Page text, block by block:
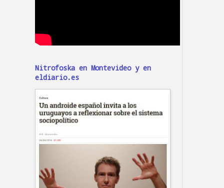
Nitrofoska en Montevideo y en
eldiario.es